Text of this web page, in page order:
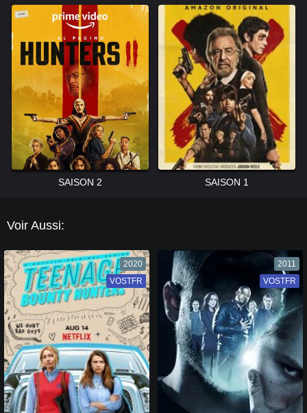
SAISON 2 SAISON 1
Voir Aussi:
2020
VF
VOSTFR
2011
VF
VOSTFR